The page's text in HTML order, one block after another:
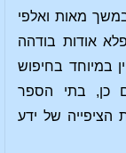
מאות ואלפי
אודות בודהה
במיוחד בחיפוש
כן, בתי הספר
הציפייה של ידע